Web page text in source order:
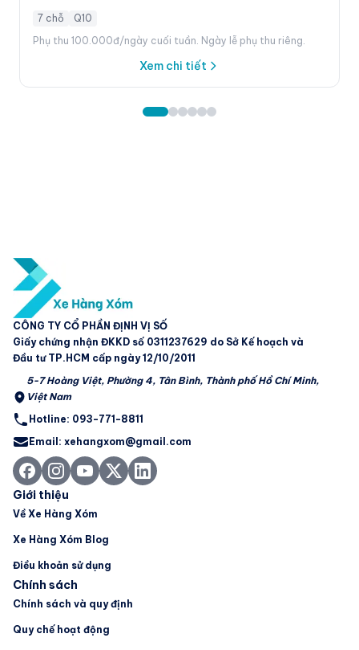
7 chỗ
Q10
Phụ thu 100.000đ/ngày cuối tuần. Ngày lễ phụ thu riêng.
Xem chi tiết
CÔNG TY CỔ PHẦN ĐỊNH VỊ SỐ
Giấy chứng nhận ĐKKD số 0311237629 do Sở Kế hoạch và
Đầu tư TP.HCM cấp ngày 12/10/2011
5-7 Hoàng Việt, Phường 4, Tân Bình, Thành phố Hồ Chí Minh,
Việt Nam
Hotline: 093-771-8811
Email: xehangxom@gmail.com
Giới thiệu
Về Xe Hàng Xóm
Xe Hàng Xóm Blog
Điều khoản sử dụng
Chính sách
Chính sách và quy định
Quy chế hoạt động